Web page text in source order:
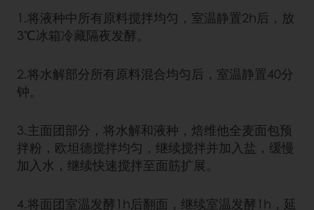
1.将液种中所有原料搅拌均匀，室温静置2h后，放
3℃冰箱冷藏隔夜发酵。
2.将水解部分所有原料混合均匀后，室温静置40分
钟。
3.主面团部分，将水解和液种，焙维他全麦面包预
拌粉，欧坦德搅拌均匀，继续搅拌并加入盐，缓慢
加入水，继续快速搅拌至面筋扩展。
4.将面团室温发酵1h后翻面，继续室温发酵1h，延